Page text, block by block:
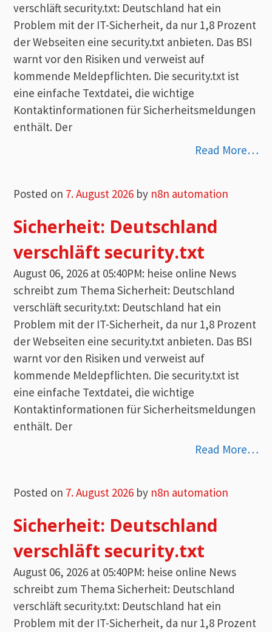
verschläft security.txt: Deutschland hat ein
Problem mit der IT-Sicherheit, da nur 1,8 Prozent
der Webseiten eine security.txt anbieten. Das BSI
warnt vor den Risiken und verweist auf
kommende Meldepflichten. Die security.txt ist
eine einfache Textdatei, die wichtige
Kontaktinformationen für Sicherheitsmeldungen
enthält. Der
Read More…
Posted on 7. August 2026 by n8n automation
Sicherheit: Deutschland
verschläft security.txt
August 06, 2026 at 05:40PM: heise online News
schreibt zum Thema Sicherheit: Deutschland
verschläft security.txt: Deutschland hat ein
Problem mit der IT-Sicherheit, da nur 1,8 Prozent
der Webseiten eine security.txt anbieten. Das BSI
warnt vor den Risiken und verweist auf
kommende Meldepflichten. Die security.txt ist
eine einfache Textdatei, die wichtige
Kontaktinformationen für Sicherheitsmeldungen
enthält. Der
Read More…
Posted on 7. August 2026 by n8n automation
Sicherheit: Deutschland
verschläft security.txt
August 06, 2026 at 05:40PM: heise online News
schreibt zum Thema Sicherheit: Deutschland
verschläft security.txt: Deutschland hat ein
Problem mit der IT-Sicherheit, da nur 1,8 Prozent